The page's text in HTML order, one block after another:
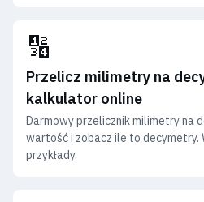
🔢
Przelicz milimetry na
kalkulator online
Darmowy przelicznik milimetry na
wartość i zobacz ile to decymetry.
przykłady.